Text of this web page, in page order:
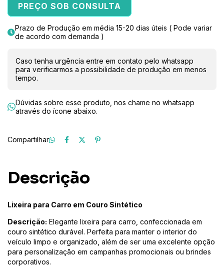
PREÇO SOB CONSULTA
Prazo de Produção em média 15-20 dias úteis ( Pode variar
de acordo com demanda )
Caso tenha urgência entre em contato pelo whatsapp
para verificarmos a possibilidade de produção em menos
tempo.
Dúvidas sobre esse produto, nos chame no whatsapp
através do ícone abaixo.
Compartilhar
Descrição
Lixeira para Carro em Couro Sintético
Descrição: Elegante lixeira para carro, confeccionada em
couro sintético durável. Perfeita para manter o interior do
veículo limpo e organizado, além de ser uma excelente opção
para personalização em campanhas promocionais ou brindes
corporativos.